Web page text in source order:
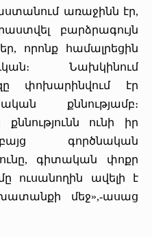
առաջինն էր,
բարձրագույն
որոնք համալրեցին
Նախկինում
փոխարինվում էր
քննությամբ։
ունի իր
բայց գործնական
գիտական փոքր
ուսանողին ավելի է
մեջ»,-ասաց